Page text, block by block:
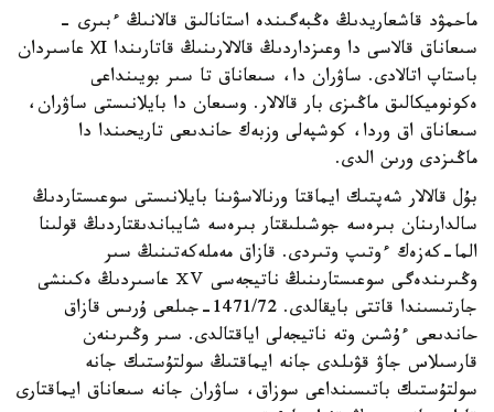
ماحمۋد قاشعاريدىڭ ەڭبەگىندە استانالىق قالانىڭ ءبىرى -
سىعاناق قالاسى دا وعىزداردىڭ قالالارىنىڭ قاتارىندا ХI عاسىردان
باستاپ اتالادى. ساۋران دا، سىعاناق تا سىر بويىنداعى
ەكونوميكالىق ماڭىزى بار قالالار. وسىعان دا بايلانىستى ساۋران،
سىعاناق اق وردا، كوشپەلى وزبەك حاندىعى تاريحىندا دا
ماڭىزدى ورىن الدى.
بۇل قالالار شەپتىك ايماقتا ورنالاسۋىنا بايلانىستى سوعىستاردىڭ
سالدارىنان بىرەسە جوشىلىقتار بىرەسە شايباندىقتاردىڭ قولىنا
الما-كەزەك ءوتىپ وتىردى. قازاق مەملەكەتىنىڭ سىر
وڭىرىندەگى سوعىستارىنىڭ ناتيجەسى ⅩⅤ عاسىردىڭ ەكىنشى
جارتىسىندا قاتتى بايقالدى. 1471/72-جىلعى ۇرىس قازاق
حاندىعى ءۇشىن وتە ناتيجەلى اياقتالدى. سىر وڭىرىنەن
قارسىلاس جاۋ قۋىلدى جانە ايماقتىڭ سولتۇستىك جانە
سولتۇستىك باتىسىنداعى سوزاق، ساۋران جانە سىعاناق ايماقتارى